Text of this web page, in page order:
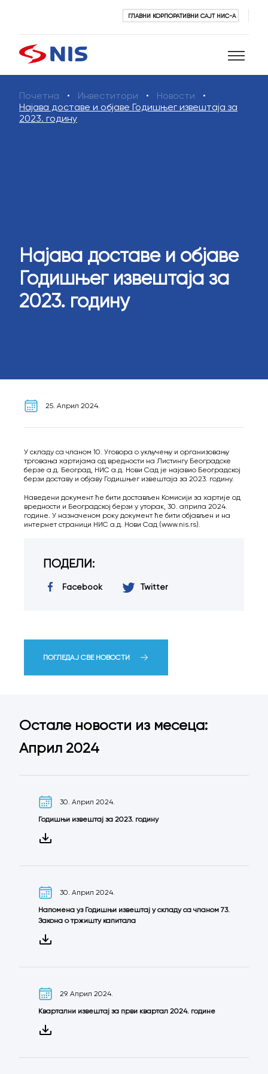
ГЛАВНИ КОРПОРАТИВНИ САЈТ НИС-А
Претражи
Почетна Инвеститори
Новости
Најава доставе и објаве Годишњег извештаја за
2023. годину
Најава доставе и објаве
Годишњег извештаја за
2023. годину
25. Април 2024.
У складу са чланом 10. Уговора о укључењу и организовању
трговања хартијама од вредности на Листингу Београдске
берзе а.д. Београд, НИС а.д. Нови Сад је најавио Београдској
берзи доставу и објаву Годишњег извештаја за 2023. годину.
Наведени документ ће бити достављен Комисији за хартије од
вредности и Београдској берзи у уторак, 30. априла 2024.
године. У назначеном року документ ће бити објављен и на
интернет страници НИС а.д. Нови Сад (www.nis.rs).
ПОДЕЛИ:
Facebook Twitter
ПОГЛЕДАЈ СВЕ НОВОСТИ
Остале новости из месеца:
Април 2024
30. Април 2024.
Годишњи извештај за 2023. годину
30. Април 2024.
Напомена уз Годишњи извештај у складу са чланом 73.
Закона о тржишту капитала
29. Април 2024.
Квартални извештај за први квартал 2024. године